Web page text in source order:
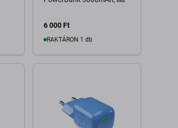
6 000 Ft
RAKTÁRON 1 db